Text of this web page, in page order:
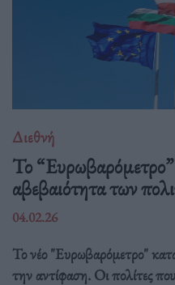
Διεθνή
Το “Ευρωβαρόμετρο”
αβεβαιότητα των
04.02.26
Το νέο "Ευρωβαρόμετρο"
την αντίφαση. Oι πολίτες